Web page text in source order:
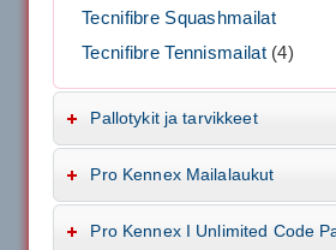
Tecnifibre Squashmailat
Tecnifibre Tennismailat(4)
Pallotykit ja tarvikkeet
Pro Kennex Mailalaukut
Pro Kennex I Unlimited Code